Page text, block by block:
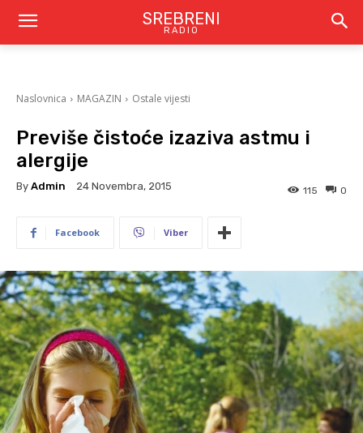
SREBRENI
RADIO
Naslovnica MAGAZIN Ostale vijesti
Previše čistoće izaziva astmu i
alergije
By Admin 24 Novembra, 2015 0
115
Facebook Viber